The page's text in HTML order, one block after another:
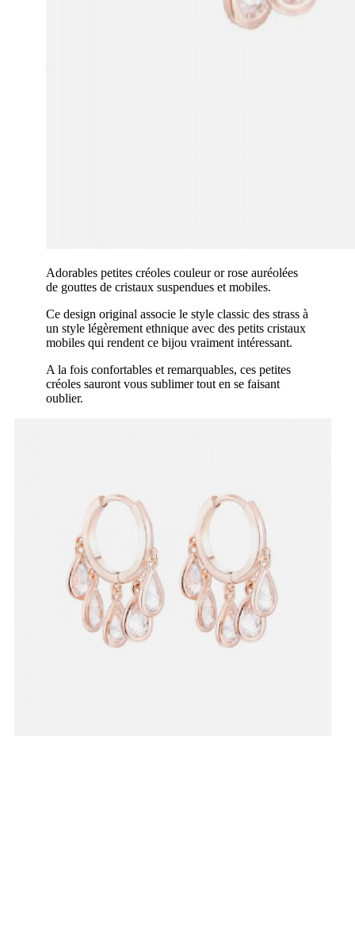
Adorables petites créoles couleur or rose auréolées
de gouttes de cristaux suspendues et mobiles.
Ce design original associe le style classic des strass à
un style légèrement ethnique avec des petits cristaux
mobiles qui rendent ce bijou vraiment intéressant.
A la fois confortables et remarquables, ces petites
créoles sauront vous sublimer tout en se faisant
oublier.